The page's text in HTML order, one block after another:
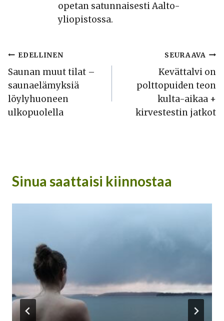
opetan satunnaisesti Aalto-
yliopistossa.
Artikkelien
selaus
EDELLINEN
Saunan muut tilat –
saunaelämyksiä
löylyhuoneen
ulkopuolella
SEURAAVA
Kevättalvi on
polttopuiden teon
kulta-aikaa +
kirvestestin jatkot
Sinua saattaisi kiinnostaa